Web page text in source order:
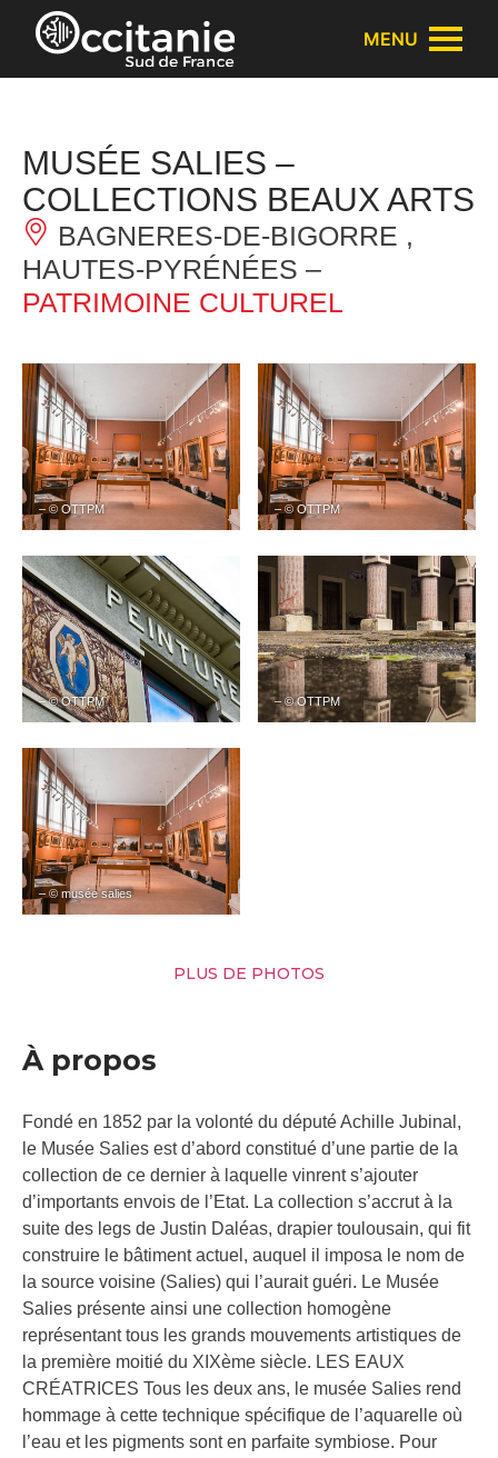
Panneau de gestion des cookies
MENU
MUSÉE SALIES –
COLLECTIONS BEAUX ARTS
BAGNERES-DE-BIGORRE ,
HAUTES-PYRÉNÉES –
PATRIMOINE CULTUREL
– © OTTPM – © OTTPM
– © OTTPM – © OTTPM
– © musée salies
PLUS DE PHOTOS
À propos
Fondé en 1852 par la volonté du député Achille Jubinal,
le Musée Salies est d’abord constitué d’une partie de la
collection de ce dernier à laquelle vinrent s’ajouter
d’importants envois de l’Etat. La collection s’accrut à la
suite des legs de Justin Daléas, drapier toulousain, qui fit
construire le bâtiment actuel, auquel il imposa le nom de
la source voisine (Salies) qui l’aurait guéri. Le Musée
Salies présente ainsi une collection homogène
représentant tous les grands mouvements artistiques de
la première moitié du XIXème siècle. LES EAUX
CRÉATRICES Tous les deux ans, le musée Salies rend
hommage à cette technique spécifique de l’aquarelle où
l’eau et les pigments sont en parfaite symbiose. Pour